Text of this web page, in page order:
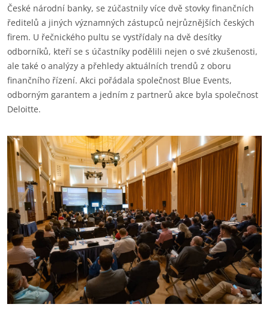
České národní banky, se zúčastnily více dvě stovky finančních
ředitelů a jiných významných zástupců nejrůznějších českých
firem. U řečnického pultu se vystřídaly na dvě desítky
odborníků, kteří se s účastníky podělili nejen o své zkušenosti,
ale také o analýzy a přehledy aktuálních trendů z oboru
finančního řízení. Akci pořádala společnost Blue Events,
odborným garantem a jedním z partnerů akce byla společnost
Deloitte.